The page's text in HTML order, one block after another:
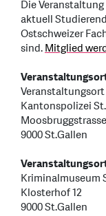
Die
aktuell
Ostschweizer
sind.Mitglied
Veranstaltungsort
Kantonspolizei
Moosbruggstrasse
9000 St.Gallen
Kriminalmuseum
Klosterhof 12
9000 St.Gallen